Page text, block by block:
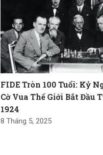
FIDE Tròn 100 Tuổi: Kỷ
Cờ Vua Thế Giới Bắt Đầu
1924
8 Tháng 5, 2025